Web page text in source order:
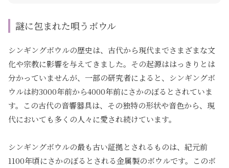
謎に包まれた唄うボウル
シンギングボウルの歴史は、古代から現代までさまざまな文
化や宗教に影響を与えてきました。その起源ははっきりとは
分かっていませんが、一部の研究者によると、シンギングボ
ウルは約3000年前から4000年前にさかのぼるとされていま
す。この古代の音響器具は、その独特の形状や音色から、現
代においても多くの人々に愛され続けています。
シンギングボウルの最も古い証拠とされるものは、紀元前
1100年頃にさかのぼるとされる金属製のボウルです。このボ